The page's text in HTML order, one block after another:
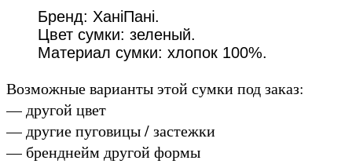
Бренд: ХаніПані.
Цвет сумки: зеленый.
Материал сумки: хлопок 100%.
Возможные варианты этой сумки под заказ:
— другой цвет
— другие пуговицы / застежки
— бренднейм другой формы